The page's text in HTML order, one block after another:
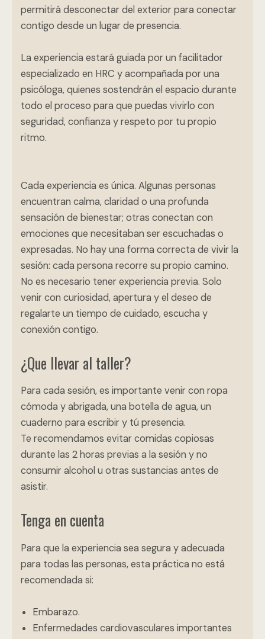
permitirá desconectar del exterior para conectar
contigo desde un lugar de presencia.
La experiencia estará guiada por un facilitador
especializado en HRC y acompañada por una
psicóloga, quienes sostendrán el espacio durante
todo el proceso para que puedas vivirlo con
seguridad, confianza y respeto por tu propio
ritmo.
Cada experiencia es única. Algunas personas
encuentran calma, claridad o una profunda
sensación de bienestar; otras conectan con
emociones que necesitaban ser escuchadas o
expresadas. No hay una forma correcta de vivir la
sesión: cada persona recorre su propio camino.
No es necesario tener experiencia previa. Solo
venir con curiosidad, apertura y el deseo de
regalarte un tiempo de cuidado, escucha y
conexión contigo.
¿Que llevar al taller?
Para cada sesión, es importante venir con ropa
cómoda y abrigada, una botella de agua, un
cuaderno para escribir y tú presencia.
Te recomendamos evitar comidas copiosas
durante las 2 horas previas a la sesión y no
consumir alcohol u otras sustancias antes de
asistir.
Tenga en cuenta
Para que la experiencia sea segura y adecuada
para todas las personas, esta práctica no está
recomendada si:
Embarazo.
Enfermedades cardiovasculares importantes